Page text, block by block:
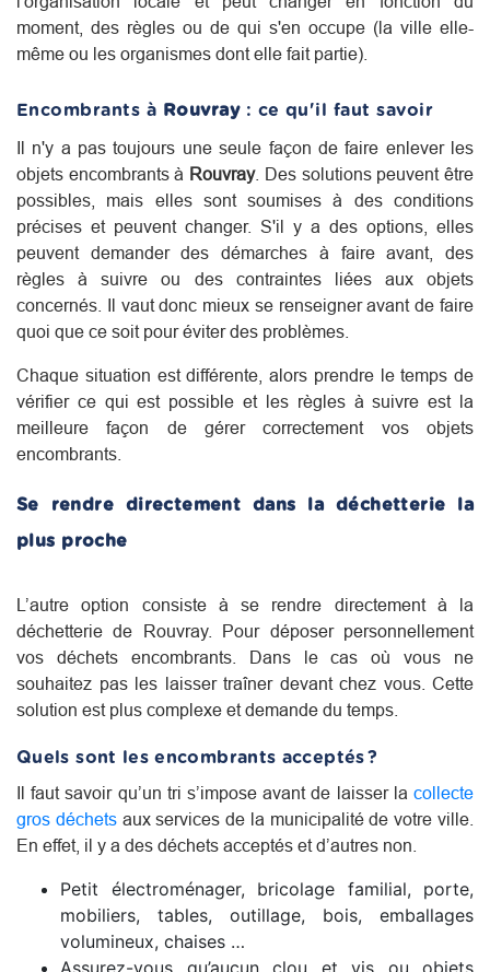
moment, des règles ou de qui s'en occupe (la ville elle-
même ou les organismes dont elle fait partie).
Encombrants à Rouvray: ce qu'il faut savoir
Il n'y a pas toujours une seule façon de faire enlever les
objets encombrants à Rouvray. Des solutions peuvent être
possibles, mais elles sont soumises à des conditions
précises et peuvent changer. S'il y a des options, elles
peuvent demander des démarches à faire avant, des
règles à suivre ou des contraintes liées aux objets
concernés. Il vaut donc mieux se renseigner avant de faire
quoi que ce soit pour éviter des problèmes.
Chaque situation est différente, alors prendre le temps de
vérifier ce qui est possible et les règles à suivre est la
meilleure façon de gérer correctement vos objets
encombrants.
Se rendre directement dans la déchetterie la
plus proche
L’autre option consiste à se rendre directement à la
déchetterie de Rouvray. Pour déposer personnellement
vos déchets encombrants. Dans le cas où vous ne
souhaitez pas les laisser traîner devant chez vous. Cette
solution est plus complexe et demande du temps.
Quels sont les encombrants acceptés ?
Il faut savoir qu’un tri s’impose avant de laisser la collecte
gros déchetsaux services de la municipalité de votre ville.
En effet, il y a des déchets acceptés et d’autres non.
Petit électroménager, bricolage familial, porte,
mobiliers, tables, outillage, bois, emballages
volumineux, chaises …
Assurez-vous qu’aucun clou et vis ou objets